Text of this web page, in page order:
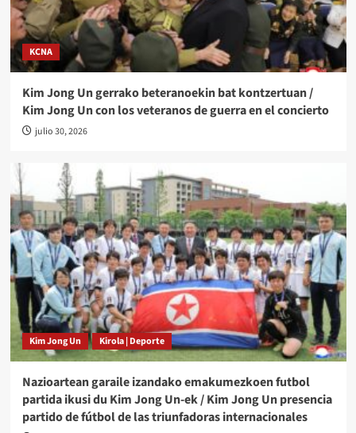
KCNA
Kim Jong Un gerrako beteranoekin bat kontzertuan /
Kim Jong Un con los veteranos de guerra en el concierto
julio 30, 2026
Kim Jong Un Kirola | Deporte
Nazioartean garaile izandako emakumezkoen futbol
partida ikusi du Kim Jong Un-ek / Kim Jong Un presencia
partido de fútbol de las triunfadoras internacionales